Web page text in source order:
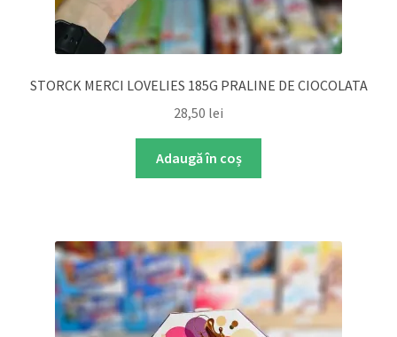
STORCK MERCI LOVELIES 185G PRALINE DE CIOCOLATA
28,50 lei
Adaugă în coș